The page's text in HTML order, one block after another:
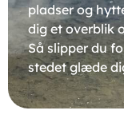
pladser og
dig et overblik
Så slipper du
stedet glæde